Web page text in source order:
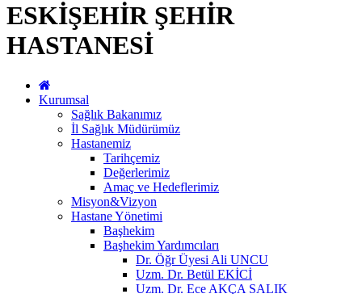
ESKİŞEHİR ŞEHİR
HASTANESİ
Kurumsal
Sağlık Bakanımız
İl Sağlık Müdürümüz
Hastanemiz
Tarihçemiz
Değerlerimiz
Amaç ve Hedeflerimiz
Misyon&Vizyon
Hastane Yönetimi
Başhekim
Başhekim Yardımcıları
Dr. Öğr Üyesi Ali UNCU
Uzm. Dr. Betül EKİCİ
Uzm. Dr. Ece AKÇA SALIK